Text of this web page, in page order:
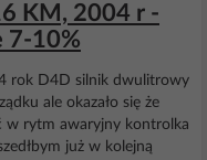
KM, 2004 r -
7-10%
rok D4D silnik dwulitrowy
ale okazało się że
w rytm awaryjny kontrolka
już w kolejną